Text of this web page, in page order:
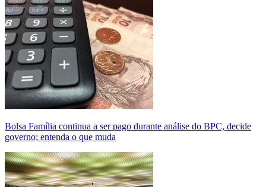
Bolsa Família continua a ser pago durante análise do BPC, decide
governo; entenda o que muda